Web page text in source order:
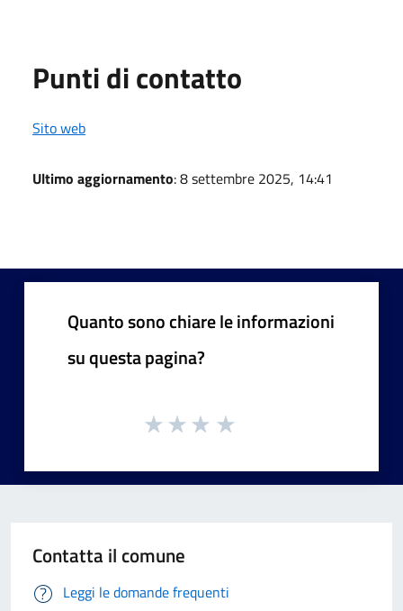
Punti di contatto
Sito web
Ultimo aggiornamento: 8 settembre 2025, 14:41
Quanto sono chiare le informazioni
su questa pagina?
Contatta il comune
Leggi le domande frequenti